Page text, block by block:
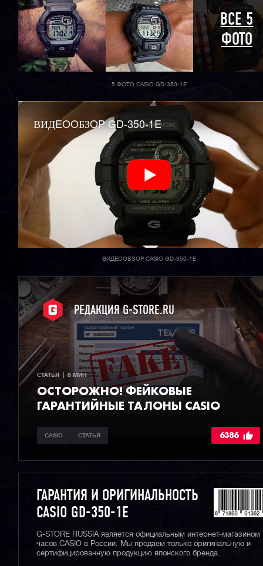
ВСЕ 5
ФОТО
5 ФОТО CASIO GD-350-1E
ВИДEOOБЗOP GD-350-1E
ВИДЕООБЗОР CASIO GD-350-1E
РЕДАКЦИЯ G-STORE.RU
СТАТЬЯ  |  8 МИН
ОСТОРОЖНО! ФЕЙКОВЫЕ
ГАРАНТИЙНЫЕ ТАЛОНЫ CASIO
CASIO СТАТЬЯ 6386
ГАРАНТИЯ И ОРИГИНАЛЬНОСТЬ
CASIO GD-350-1E
G-STORE RUSSIA является официальным интернет-магазином
часов CASIO в России. Мы продаем только оригинальную и
сертифицированную продукцию японского бренда.